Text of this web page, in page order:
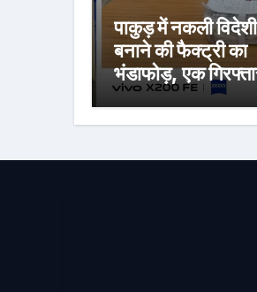
पाकुड़ में नकली
बनाने की फैक्ट्री का
भंडाफोड़, एक
मात्रा में सामग्री जब्त